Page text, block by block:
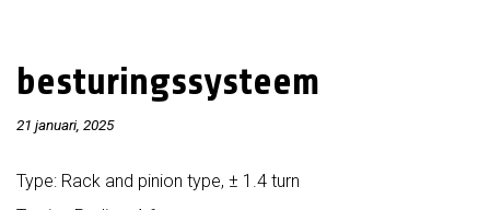
besturingssysteem
21 januari, 2025
Type: Rack and pinion type, ± 1.4 turn